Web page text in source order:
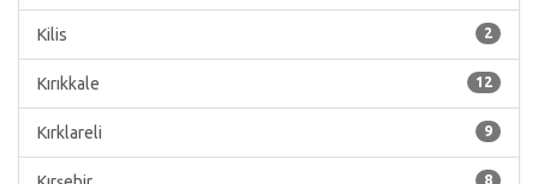
2
Kilis
12
Kırıkkale
9
Kırklareli
8